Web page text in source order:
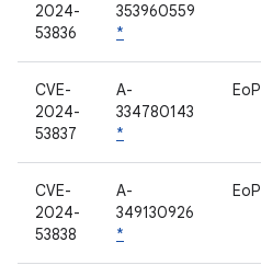
2024-
53836
353960559
*
CVE-
2024-
53837
A-
334780143
*
EoP
CVE-
2024-
53838
A-
349130926
*
EoP